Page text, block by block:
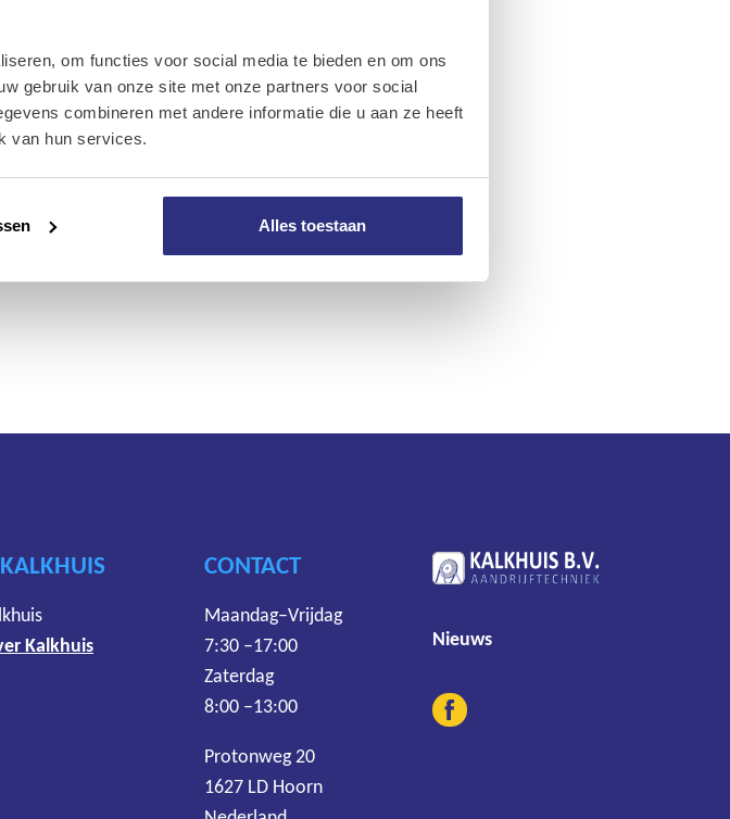
om functies voor social media te bieden en om ons
gebruik van onze site met onze partners voor social
combineren met andere informatie die u aan ze heeft
van hun services.
Alles toestaan
Kalkhuis
CONTACT
Maandag–Vrijdag
7:30 –17:00
Zaterdag
8:00 –13:00
Protonweg 20
1627 LD Hoorn
Nieuws